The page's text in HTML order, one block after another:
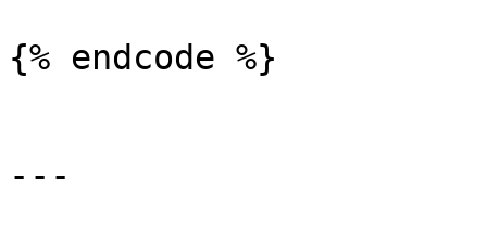
{% endcode %}
---